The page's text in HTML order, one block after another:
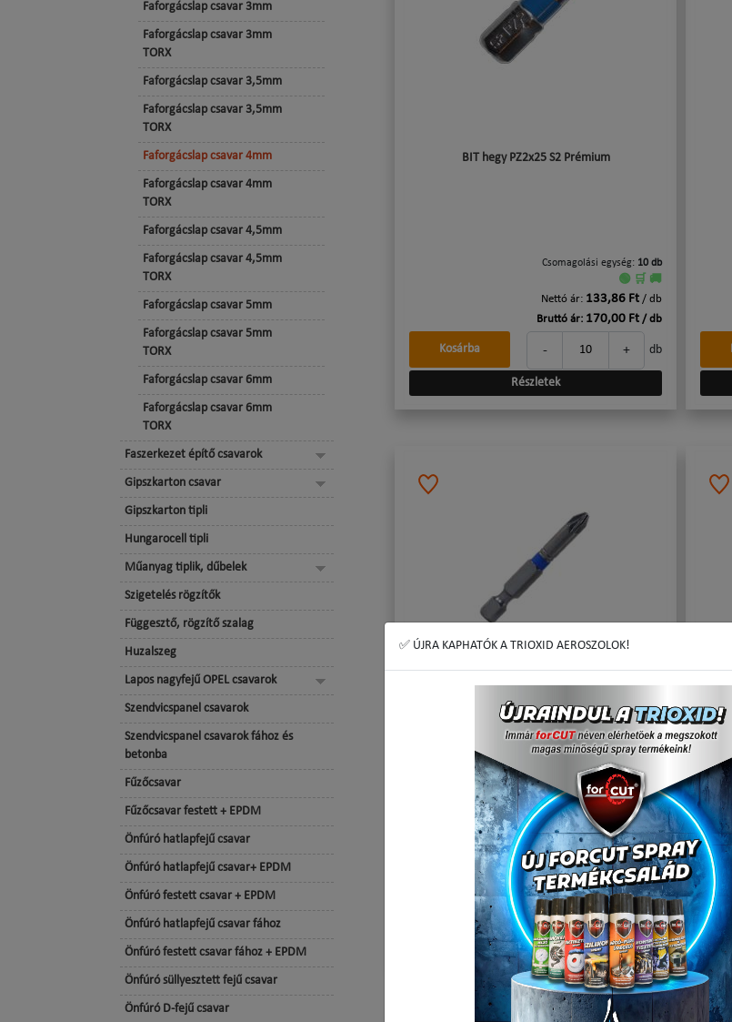
Faforgácslap csavar 3mm
Faforgácslap csavar 3mm
TORX
Faforgácslap csavar 3,5mm
Faforgácslap csavar 3,5mm
TORX
Faforgácslap csavar 4mm
Faforgácslap csavar 4mm
TORX
Faforgácslap csavar 4,5mm
Faforgácslap csavar 4,5mm
TORX
Faforgácslap csavar 5mm
Faforgácslap csavar 5mm
TORX
Faforgácslap csavar 6mm
Faforgácslap csavar 6mm
TORX
Faszerkezet építő csavarok
Gipszkarton csavar
Gipszkarton tipli
Hungarocell tipli
Műanyag tiplik, dűbelek
Szigetelés rögzítők
Függesztő, rögzítő szalag
Huzalszeg
Lapos nagyfejű OPEL csavarok
Szendvicspanel csavarok
Szendvicspanel csavarok fához és
betonba
Fűzőcsavar
Fűzőcsavar festett + EPDM
Önfúró hatlapfejű csavar
Önfúró hatlapfejű csavar+ EPDM
Önfúró festett csavar + EPDM
Önfúró hatlapfejű csavar fához
Önfúró festett csavar fához + EPDM
Önfúró süllyesztett fejű csavar
Önfúró D-fejű csavar
BIT hegy PZ2x25 S2 Prémium
Csomagolási egység: 10 db
🟢 🛒 🚚
Nettó ár: 133,86 Ft / db
Bruttó ár: 170,00 Ft / db
- + db
Kosárba
Részletek
BIT hegy PZ2x75 S2 Prémium
Csomagolási egység: 5 db
🟢 🛒 🚚
Nettó ár: 325,98 Ft / db
Bruttó ár: 414,00 Ft / db
-
Kosárba
Részletek
✅ ÚJRA KAPHATÓK A TRIOXID AEROSZOLOK!